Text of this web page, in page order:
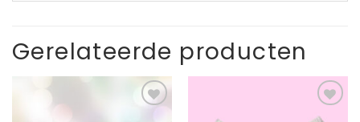
Gerelateerde producten